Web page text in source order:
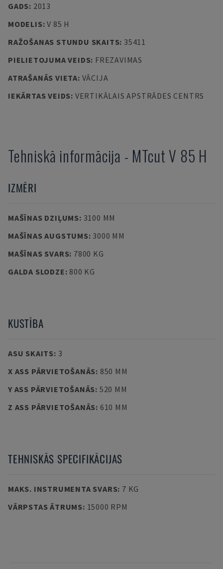
GADS: 2013
MODELIS:V 85 H
RAŽOŠANAS STUNDU SKAITS: 35411
PIELIETOJUMA VEIDS: FREZAVIMAS
ATRAŠANĀS VIETA: VĀCIJA
IEKĀRTAS VEIDS: VERTIKĀLAIS APSTRĀDES CENTRS
Tehniskā informācija - MTcut V 85 H
IZMĒRI
MAŠĪNAS DZIĻUMS: 3100 MM
MAŠĪNAS AUGSTUMS: 3000 MM
MAŠĪNAS SVARS: 7800 KG
GALDA SLODZE: 800 KG
KUSTĪBA
ASU SKAITS: 3
X ASS PĀRVIETOŠANĀS: 850 MM
Y ASS PĀRVIETOŠANĀS: 520 MM
Z ASS PĀRVIETOŠANĀS: 610 MM
TEHNISKĀS SPECIFIKĀCIJAS
MAKS. INSTRUMENTA SVARS: 7 KG
VĀRPSTAS ĀTRUMS: 15000 RPM